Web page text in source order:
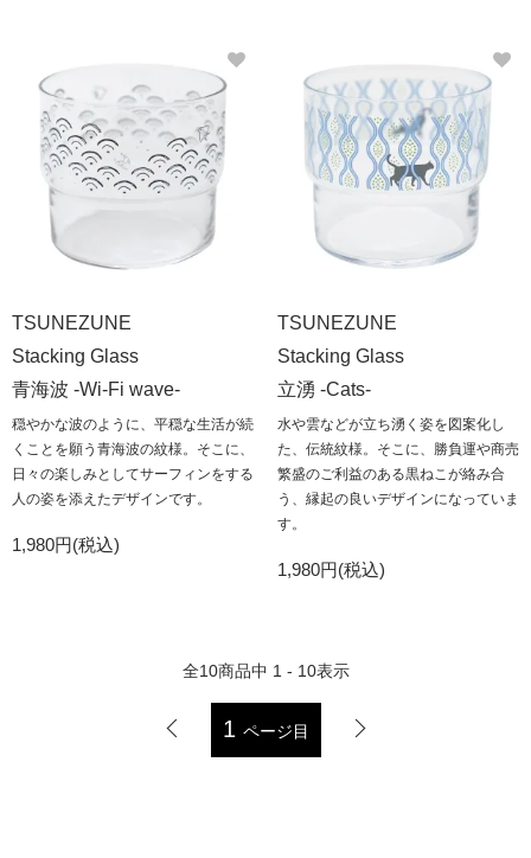
TSUNEZUNE
Stacking Glass
青海波 -Wi-Fi wave-
穏やかな波のように、平穏な生活が続
くことを願う青海波の紋様。そこに、
日々の楽しみとしてサーフィンをする
人の姿を添えたデザインです。
1,980円(税込)
TSUNEZUNE
Stacking Glass
立湧 -Cats-
水や雲などが立ち湧く姿を図案化し
た、伝統紋様。そこに、勝負運や商売
繁盛のご利益のある黒ねこが絡み合
う、縁起の良いデザインになっていま
す。
1,980円(税込)
全10商品中 1 - 10表示
1 ページ目